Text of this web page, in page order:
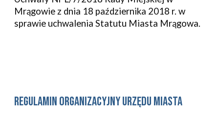
Mrągowie z dnia 18 października 2018 r. w
sprawie uchwalenia Statutu Miasta Mrągowa.
regulamin organizacyjny urzędu miasta